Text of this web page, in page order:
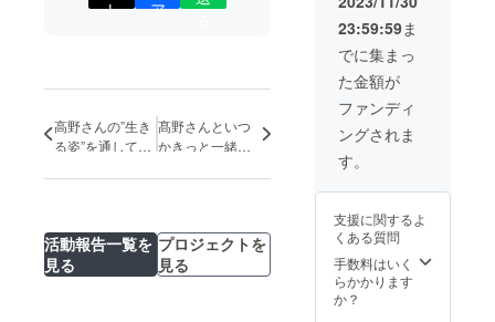
ト
ア
高野さんの”生き
る姿”を通して、
望”を頂いていま
援メッセージ
髙野さんといつ
かきっと一緒に
う。6年前に誓っ
からの応援メッ
セージ
活動報告一覧を
見る
プロジェクトを
見る
面談を実施いた
しますとの個別
でのオンライン
報告面談を実施
いたします
（2024年1月〜3
月頃を目安に、
支援者さまのご
都合に合わせて
個別に日程をご
調整、所要時間2
時間ほど、神奈
川県からご自宅
までの高野・ヘ
ルパーの交通費
は別途ご負担い
23:59:59ま
でに集まっ
た金額が
ファンディ
ングされま
す。
支援に関するよ
くある質問
手数料はいく
らかかります
か？